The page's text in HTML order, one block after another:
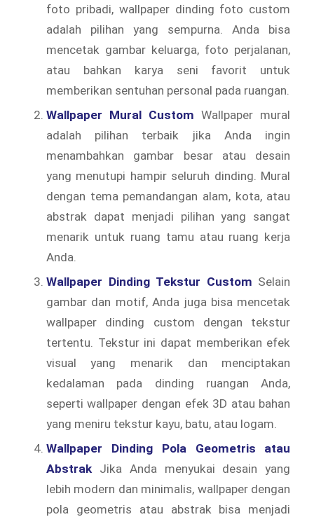
foto pribadi, wallpaper dinding foto custom
adalah pilihan yang sempurna. Anda bisa
mencetak gambar keluarga, foto perjalanan,
atau bahkan karya seni favorit untuk
memberikan sentuhan personal pada ruangan.
Wallpaper Mural Custom Wallpaper mural
adalah pilihan terbaik jika Anda ingin
menambahkan gambar besar atau desain
yang menutupi hampir seluruh dinding. Mural
dengan tema pemandangan alam, kota, atau
abstrak dapat menjadi pilihan yang sangat
menarik untuk ruang tamu atau ruang kerja
Anda.
Wallpaper Dinding Tekstur Custom Selain
gambar dan motif, Anda juga bisa mencetak
wallpaper dinding custom dengan tekstur
tertentu. Tekstur ini dapat memberikan efek
visual yang menarik dan menciptakan
kedalaman pada dinding ruangan Anda,
seperti wallpaper dengan efek 3D atau bahan
yang meniru tekstur kayu, batu, atau logam.
Wallpaper Dinding Pola Geometris atau
AbstrakJika Anda menyukai desain yang
lebih modern dan minimalis, wallpaper dengan
pola geometris atau abstrak bisa menjadi